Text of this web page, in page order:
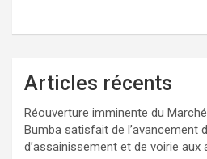
Articles récents
Réouverture imminente du
Bumba satisfait de l’avancement
d’assainissement et de voirie aux